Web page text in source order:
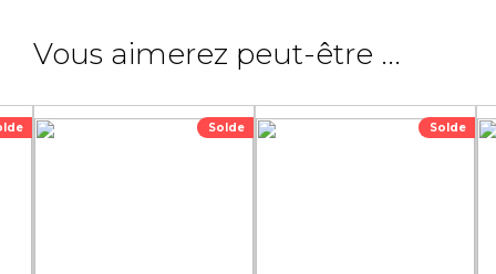
Vous aimerez peut-être ...
Solde Solde